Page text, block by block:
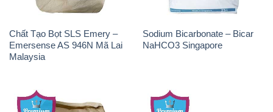
Chất Tạo Bọt SLS Emery –
Emersense AS 946N Mã Lai
Malaysia
Sodium Bicarbonate – Bicar
NaHCO3 Singapore